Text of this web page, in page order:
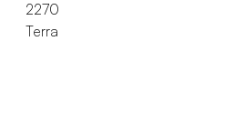
2270
Terra